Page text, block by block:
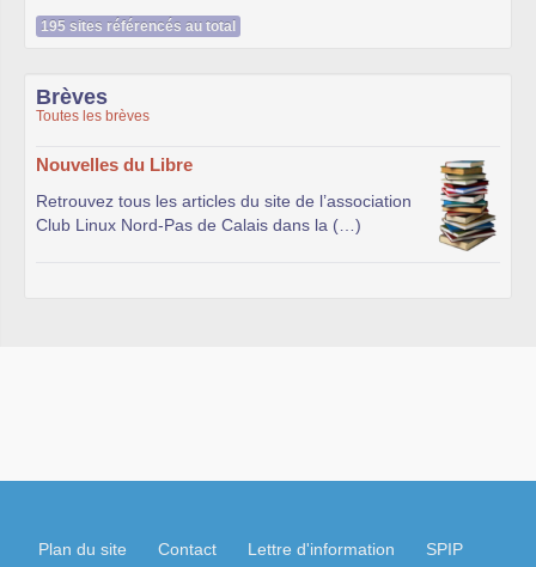
195 sites référencés au total
Brèves
Toutes les brèves
Nouvelles du Libre
Retrouvez tous les articles du site de l’association
Club Linux Nord-Pas de Calais dans la (…)
Plan du site Contact Lettre d'information SPIP